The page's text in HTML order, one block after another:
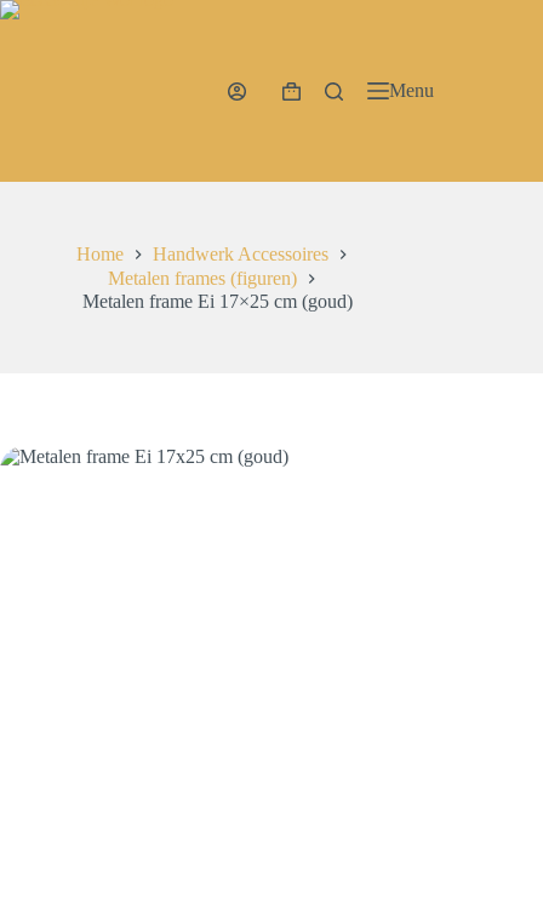
Ga
WinkelwagenMenu
Home
Handwerk Accessoires
Metalen frames (figuren)
Metalen frame Ei 17×25 cm (goud)